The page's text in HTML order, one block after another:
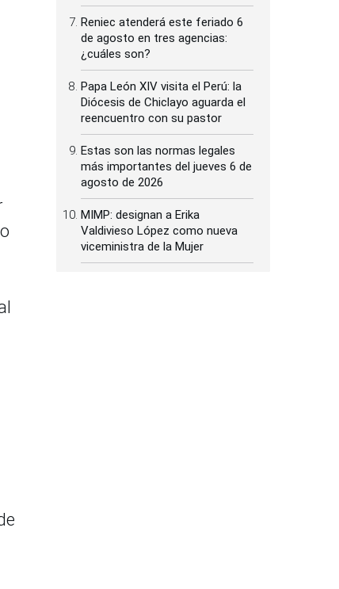
Reniec atenderá este feriado 6
de agosto en tres agencias:
¿cuáles son?
Papa León XIV visita el Perú: la
Diócesis de Chiclayo aguarda el
reencuentro con su pastor
Estas son las normas legales
más importantes del jueves 6 de
agosto de 2026
MIMP: designan a Erika
Valdivieso López como nueva
viceministra de la Mujer